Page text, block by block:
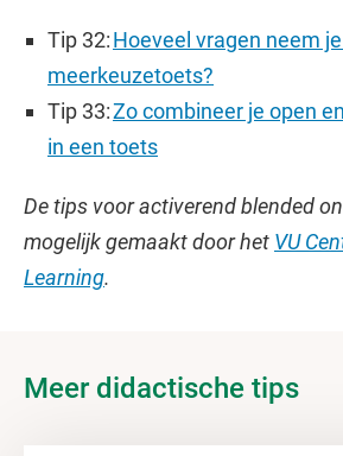
Tip 32:Hoeveel vragen neem
meerkeuzetoets?
Tip 33:Zo combineer je open
in een toets
De tips voor activerend blended
mogelijk gemaakt door het VU
Learning.
Meer didactische tips